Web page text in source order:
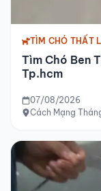
TÌM CHÓ THẤT
Tìm Chó Ben
Tp.hcm
07/08/2026
Cách Mạng